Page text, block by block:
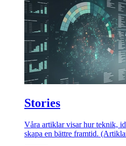
Stories
Våra artiklar visar hur teknik,
skapa en bättre framtid.